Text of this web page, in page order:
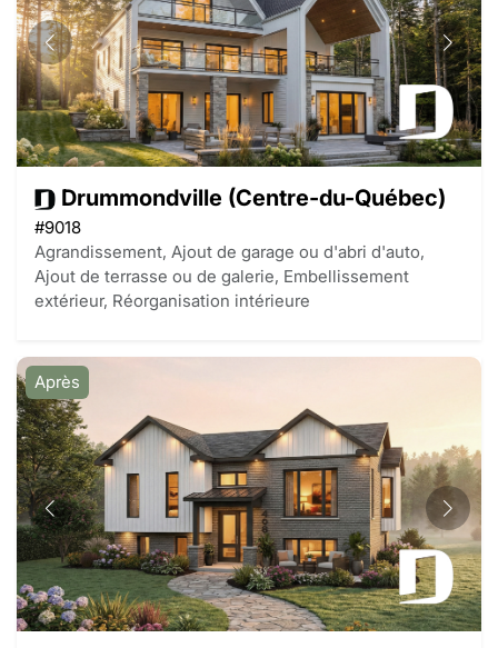
Drummondville (Centre-du-Québec)
#9018
Agrandissement, Ajout de garage ou d'abri d'auto,
Ajout de terrasse ou de galerie, Embellissement
extérieur, Réorganisation intérieure
Après